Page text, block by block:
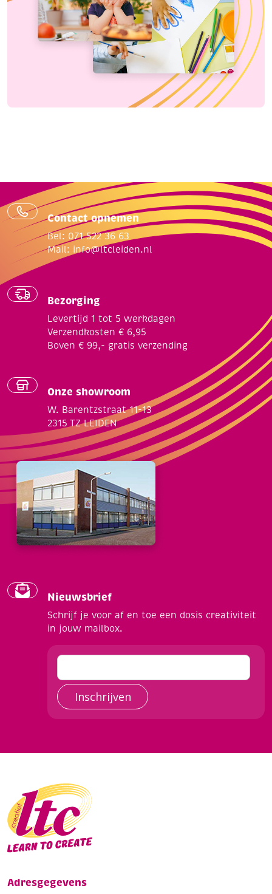
Contact opnemen
Bel: 071 522 36 63
Mail: info@ltcleiden.nl
Bezorging
Levertijd 1 tot 5 werkdagen
Verzendkosten € 6,95
Boven € 99,- gratis verzending
Onze showroom
W. Barentzstraat 11-13
2315 TZ LEIDEN
Nieuwsbrief
Schrijf je voor af en toe een dosis creativiteit
in jouw mailbox.
Inschrijven
Adresgegevens